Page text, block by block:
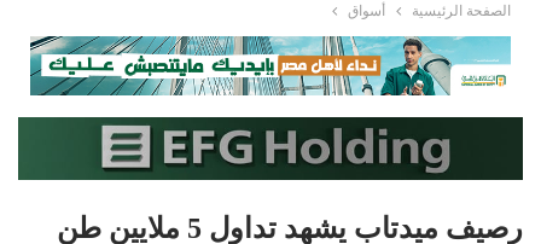
الصفحة الرئيسية أسواق
رصيف ميدتاب يشهد تداول 5 ملايين طن